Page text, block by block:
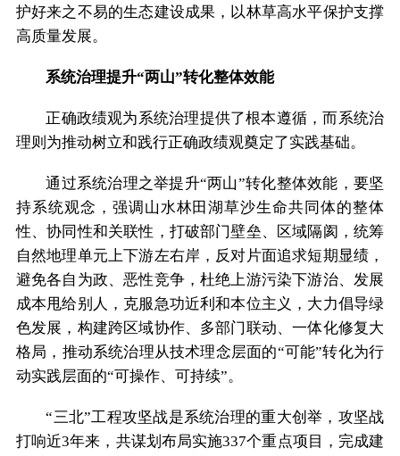
护好来之不易的生态建设成果，以林草高水平保护支撑
高质量发展。
系统治理提升“两山”转化整体效能
正确政绩观为系统治理提供了根本遵循，而系统治
理则为推动树立和践行正确政绩观奠定了实践基础。
通过系统治理之举提升“两山”转化整体效能，要坚
持系统观念，强调山水林田湖草沙生命共同体的整体
性、协同性和关联性，打破部门壁垒、区域隔阂，统筹
自然地理单元上下游左右岸，反对片面追求短期显绩，
避免各自为政、恶性竞争，杜绝上游污染下游治、发展
成本甩给别人，克服急功近利和本位主义，大力倡导绿
色发展，构建跨区域协作、多部门联动、一体化修复大
格局，推动系统治理从技术理念层面的“可能”转化为行
动实践层面的“可操作、可持续”。
“三北”工程攻坚战是系统治理的重大创举，攻坚战
打响近3年来，共谋划布局实施337个重点项目，完成建